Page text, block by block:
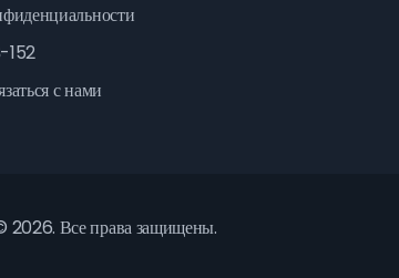
с нами
2026. Все права защищены.